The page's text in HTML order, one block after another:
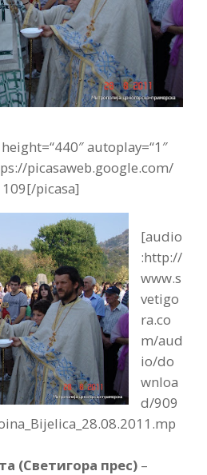
autoplay=“1″
picasaweb.google.com/
picasa]
[audio
:http://
www.s
vetigo
ra.co
m/aud
io/do
wnloa
d/909
(Светигора прес) –